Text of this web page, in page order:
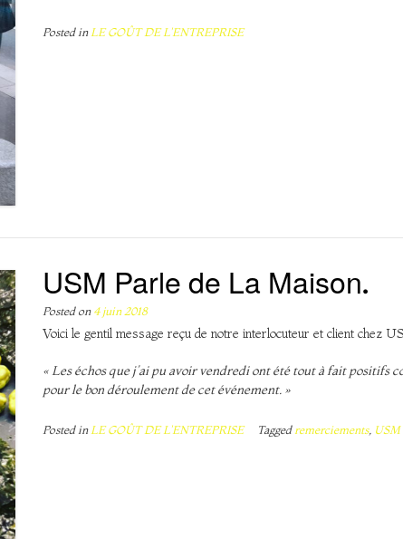
Posted inLE GOÛT DE L'ENTREPRISE
USM Parle de La Maison.
Posted on 4 juin 2018
Voici le gentil message reçu de notre interlocuteur et client chez
« Les échos que j’ai pu avoir vendredi ont été tout à fait positifs
pour le bon déroulement de cet événement. »
Posted inLE GOÛT DE L'ENTREPRISE Taggedremerciements, USM